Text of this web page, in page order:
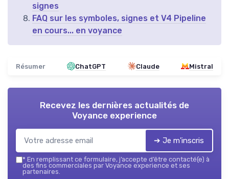
signes
FAQ sur les symboles, signes et V4 Pipeline
en cours... en voyance
Résumer ChatGPT Claude Mistral
Recevez les dernières actualités de
Voyance experience
➔ Je m'inscris
* En remplissant ce formulaire, j’accepte d’être contacté(e) à
des fins commerciales par Voyance experience et ses
partenaires.